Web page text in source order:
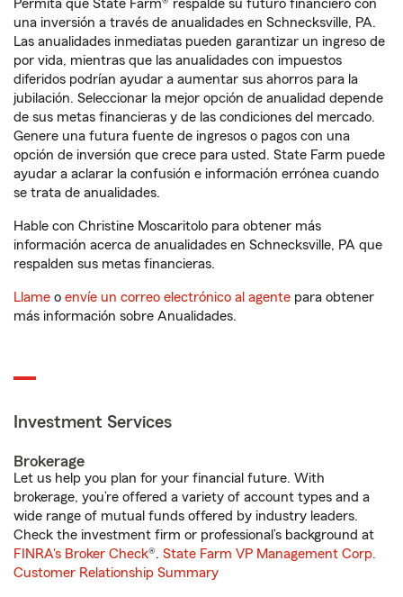
Permita que State Farm® respalde su futuro financiero con
una inversión a través de anualidades en Schnecksville, PA.
Las anualidades inmediatas pueden garantizar un ingreso de
por vida, mientras que las anualidades con impuestos
diferidos podrían ayudar a aumentar sus ahorros para la
jubilación. Seleccionar la mejor opción de anualidad depende
de sus metas financieras y de las condiciones del mercado.
Genere una futura fuente de ingresos o pagos con una
opción de inversión que crece para usted. State Farm puede
ayudar a aclarar la confusión e información errónea cuando
se trata de anualidades.
Hable con Christine Moscaritolo para obtener más
información acerca de anualidades en Schnecksville, PA que
respalden sus metas financieras.
Llame o envíe un correo electrónico al agente para obtener
más información sobre Anualidades.
Investment Services
Brokerage
Let us help you plan for your financial future. With
brokerage, you’re offered a variety of account types and a
wide range of mutual funds offered by industry leaders.
Check the investment firm or professional’s background at
FINRA's Broker Check®. State Farm VP Management Corp.
Customer Relationship Summary